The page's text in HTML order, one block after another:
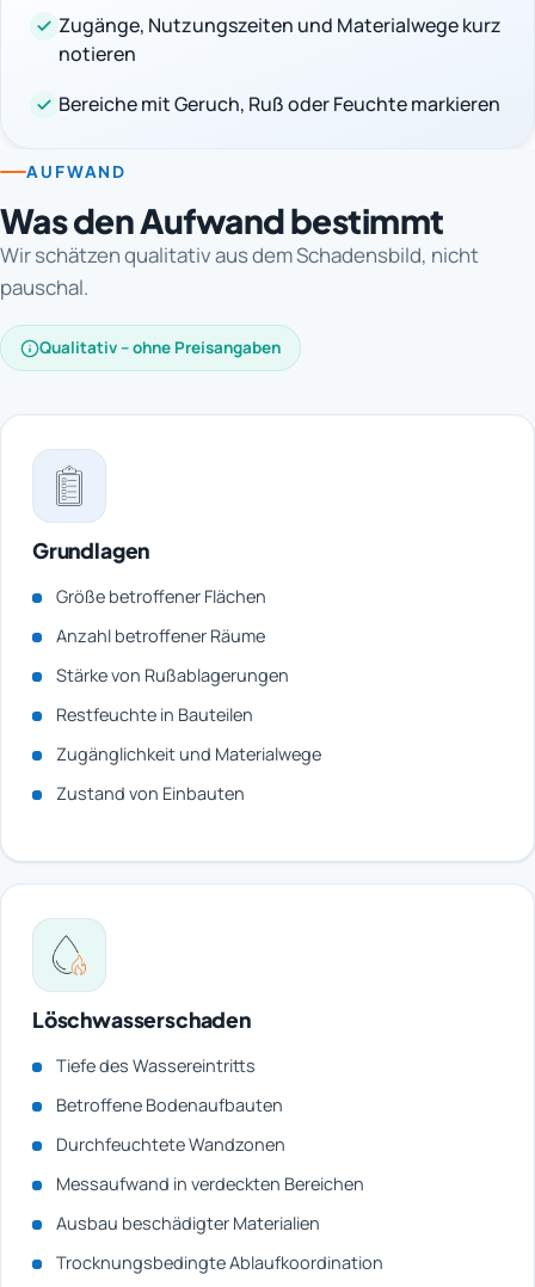
Zugänge, Nutzungszeiten und Materialwege kurz
notieren
Bereiche mit Geruch, Ruß oder Feuchte markieren
AUFWAND
Was den Aufwand bestimmt
Wir schätzen qualitativ aus dem Schadensbild, nicht
pauschal.
Qualitativ – ohne Preisangaben
Grundlagen
Größe betroffener Flächen
Anzahl betroffener Räume
Stärke von Rußablagerungen
Restfeuchte in Bauteilen
Zugänglichkeit und Materialwege
Zustand von Einbauten
Löschwasserschaden
Tiefe des Wassereintritts
Betroffene Bodenaufbauten
Durchfeuchtete Wandzonen
Messaufwand in verdeckten Bereichen
Ausbau beschädigter Materialien
Trocknungsbedingte Ablaufkoordination